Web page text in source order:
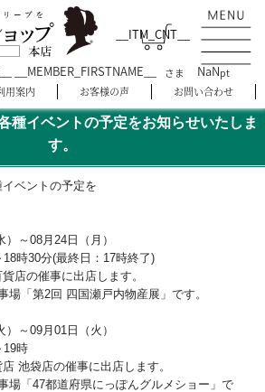
__ITM_CNT__
__MEMBER_FIRSTNAME__ さま NaNpt
用案内 お客様の声 お問い合わせ
種イベントの予定をお知らせいたしま
す。
ベントの予定を
～08月24日（月）
30分(最終日：17時終了)
の催事に出店します。
第2回 四国瀬戸内物産展」です。
～09月01日（火）
時
袋店の催事に出店します。
47都道府県にっぽんグルメショー」で